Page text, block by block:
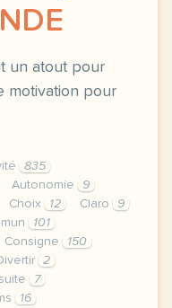
un atout pour
motivation pour
835
Autonomie
9
Choix 12 Claro
9
101
Consigne
150
2
7
16